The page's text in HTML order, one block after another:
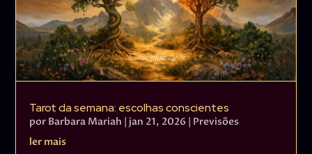
Tarot da semana: escolhas conscientes
por Barbara Mariah jan 21, 2026
Previsões
ler mais